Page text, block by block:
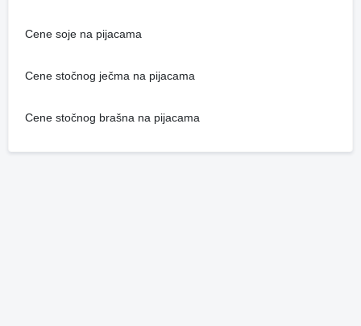
Cene soje na pijacama
Cene stočnog ječma na pijacama
Cene stočnog brašna na pijacama